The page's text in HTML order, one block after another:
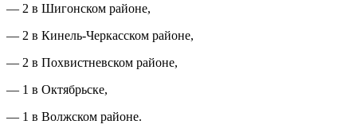
— 2 в Шигонском районе,
— 2 в Кинель-Черкасском районе,
— 2 в Похвистневском районе,
— 1 в Октябрьске,
— 1 в Волжском районе.